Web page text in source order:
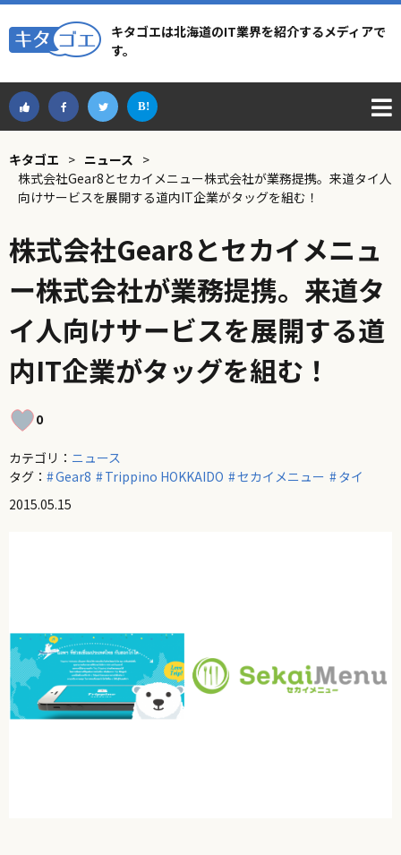
キタゴエは北海道のIT業界を紹介するメディアで
す。
キタゴエ > ニュース >
株式会社Gear8とセカイメニュー株式会社が業務提携。来道タイ人
向けサービスを展開する道内IT企業がタッグを組む！
株式会社Gear8とセカイメニュ
ー株式会社が業務提携。来道タ
イ人向けサービスを展開する道
内IT企業がタッグを組む！
0
カテゴリ： ニュース
タグ：
Gear8 Trippino HOKKAIDO セカイメニュー
タイ
2015.05.15